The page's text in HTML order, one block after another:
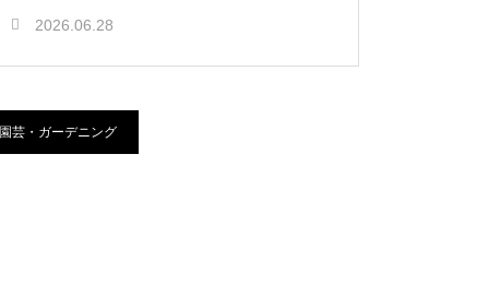
2026.06.28
園芸・ガーデニング